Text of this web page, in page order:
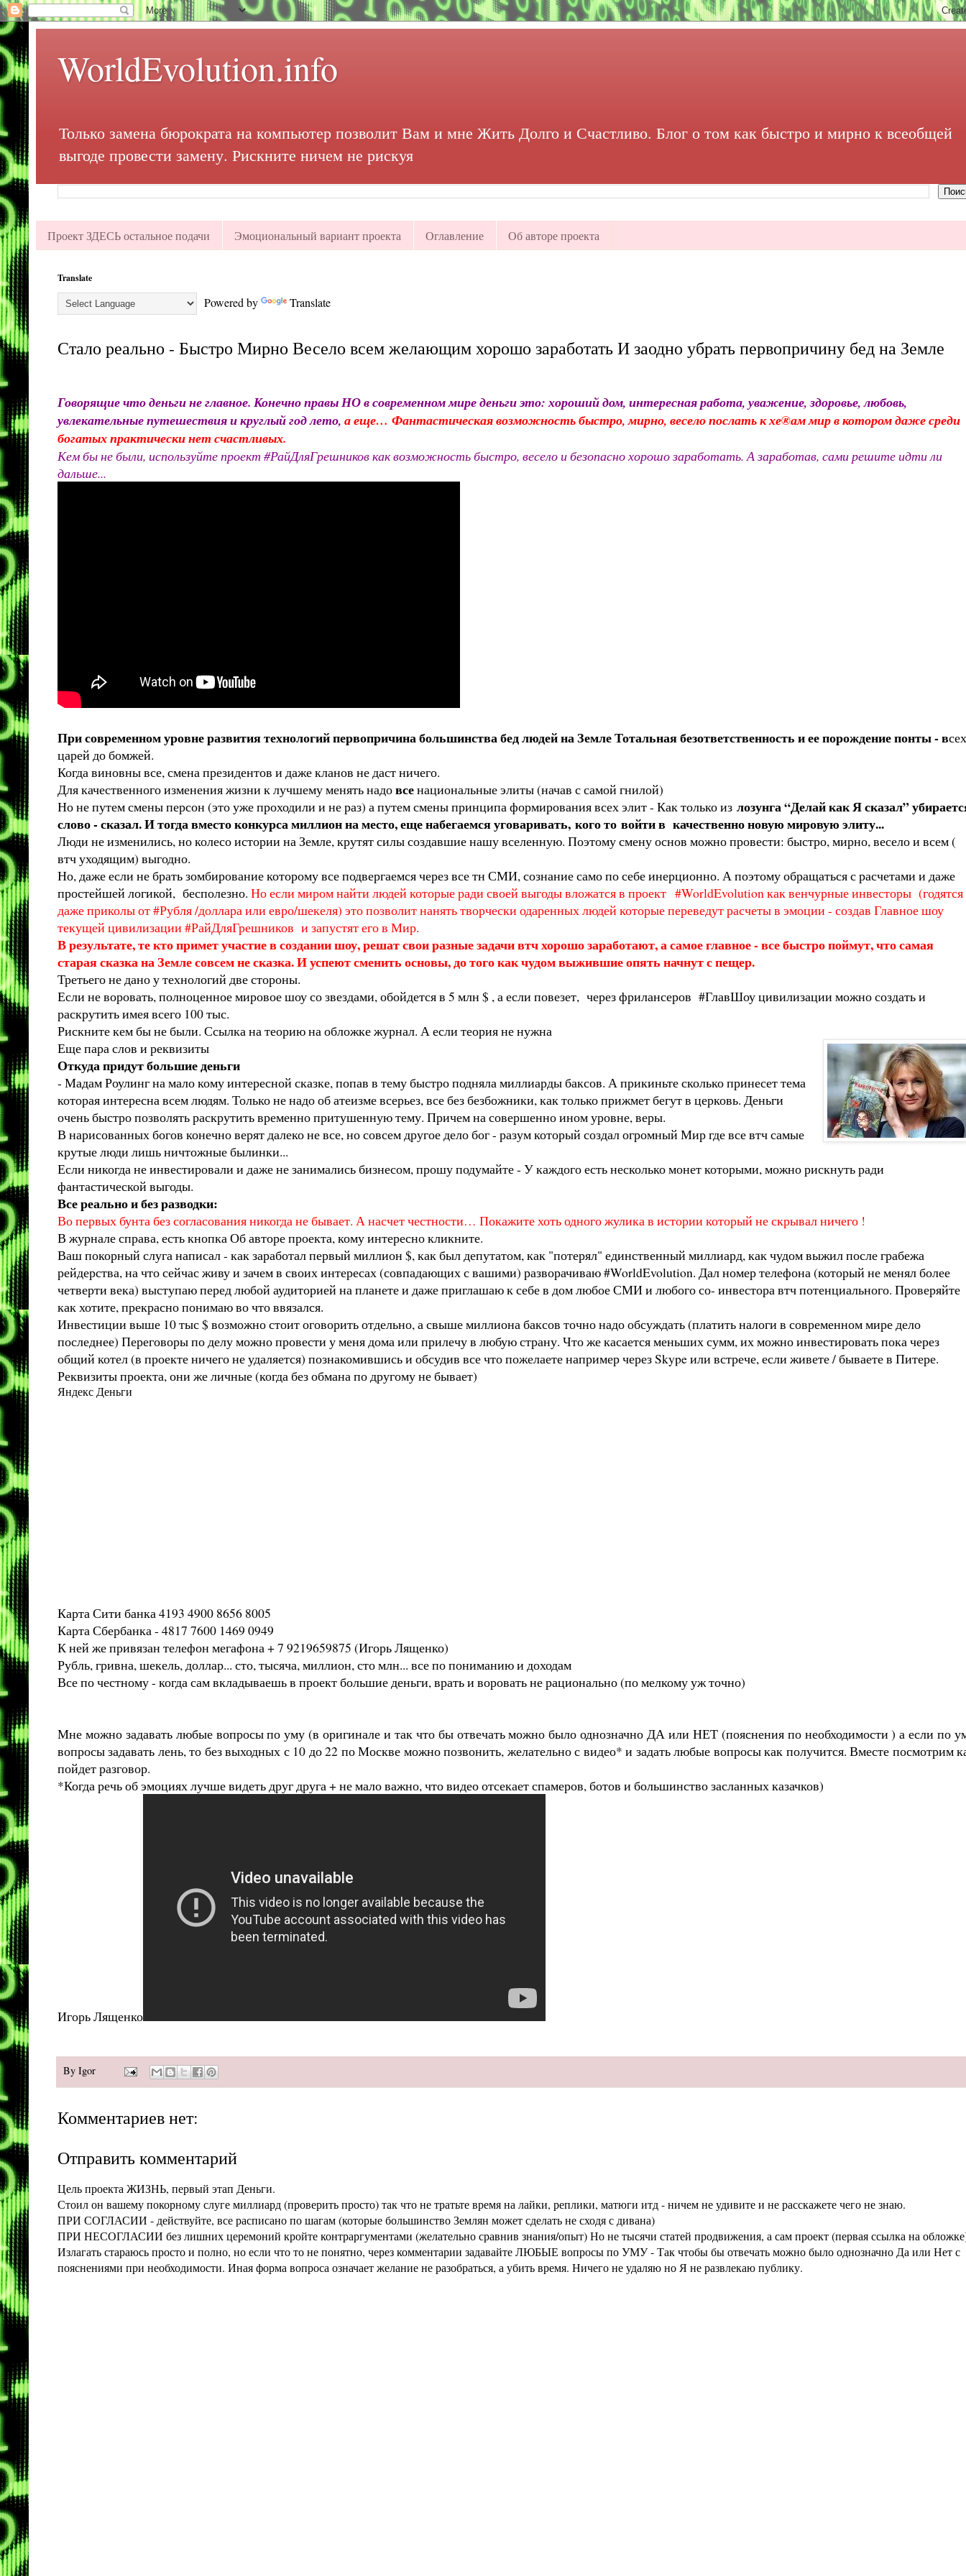
WorldEvolution.info
Только замена бюрократа на компьютер позволит Вам и мне Жить Долго и Счастливо. Блог о том как быстро и мирно к всеобщей
выгоде провести замену. Рискните ничем не рискуя
Проект ЗДЕСЬ остальное подачи Эмоциональный вариант проекта Оглавление Об авторе проекта
Translate
Powered by Translate
Стало реально - Быстро Мирно Весело всем желающим хорошо заработать И заодно убрать первопричину бед на Земле
Говорящие что деньги не главное. Конечно правы НО в современном мире деньги это: хороший дом, интересная работа, уважение, здоровье, любовь,
увлекательные путешествия и круглый год лето, а еще… Фантастическая возможность быстро, мирно, весело послать к хе®ам мир в котором даже среди
богатых практически нет счастливых.
Кем бы не были, используйте проект #РайДляГрешников как возможность быстро, весело и безопасно хорошо заработать. А заработав, сами решите идти ли
дальше...
При современном уровне развития технологий первопричина большинства бед людей на Земле Тотальная безответственность и ее порождение понты - в
царей до бомжей.
Когда виновны все, смена президентов и даже кланов не даст ничего.
Для качественного изменения жизни к лучшему менять надовсенациональные элиты (начав с самой гнилой)
Но не путем смены персон (это уже проходили и не раз) а путем смены принципа формирования всех элит - Как только из лозунга “Делай как Я сказал”
слово - сказал. И тогда вместо конкурса миллион на место, еще набегаемся уговаривать, кого то войти в качественно новую мировую элиту...
Люди не изменились, но колесо истории на Земле, крутят силы создавшие нашу вселенную. Поэтому смену основ можно провести: быстро, мирно, весело и всем (
втч уходящим) выгодно.
Но, даже если не брать зомбирование которому все подвергаемся через все тн СМИ, сознание само по себе инерционно. А поэтому обращаться с расчетами и даже
простейшей логикой, бесполезно. Но если миром найти людей которые ради своей выгоды вложатся в проект #WorldEvolution как венчурные инвесторы (годятся
даже приколы от #Рубля /доллара или евро/шекеля) это позволит нанять творчески одаренных людей которые переведут расчеты в эмоции - создав Главное шоу
текущей цивилизации #РайДляГрешников и запустят его в Мир.
В результате, те кто примет участие в создании шоу, решат свои разные задачи втч хорошо заработают, а самое главное - все быстро поймут, что самая
старая сказка на Земле совсем не сказка. И успеют сменить основы, до того как чудом выжившие опять начнут с пещер.
Третьего не дано у технологий две стороны.
Если не воровать, полноценное мировое шоу со звездами, обойдется в 5 млн $ , а если повезет, через фрилансеров #ГлавШоу цивилизации можно создать и
раскрутить имея всего 100 тыс.
Рискните кем бы не были. Ссылка на теорию на обложке журнал. А если теория не нужна
Еще пара слов и реквизиты
Откуда придут большие деньги
- Мадам Роулинг на мало кому интересной сказке, попав в тему быстро подняла миллиарды баксов. А прикиньте сколько принесет тема
которая интересна всем людям. Только не надо об атеизме всерьез, все без безбожники, как только прижмет бегут в церковь. Деньги
очень быстро позволять раскрутить временно притушенную тему. Причем на совершенно ином уровне, веры.
В нарисованных богов конечно верят далеко не все, но совсем другое дело бог - разум который создал огромный Мир где все втч самые
крутые люди лишь ничтожные былинки...
Если никогда не инвестировали и даже не занимались бизнесом, прошу подумайте - У каждого есть несколько монет которыми, можно рискнуть ради
фантастической выгоды.
Все реально и без разводки:
Во первых бунта без согласования никогда не бывает. А насчет честности… Покажите хоть одного жулика в истории который не скрывал ничего !
В журнале справа, есть кнопка Об авторе проекта, кому интересно кликните.
Ваш покорный слуга написал - как заработал первый миллион $, как был депутатом, как "потерял" единственный миллиард, как чудом выжил после грабежа
рейдерства, на что сейчас живу и зачем в своих интересах (совпадающих с вашими) разворачиваю #WorldEvolution. Дал номер телефона (который не менял более
четверти века) выступаю перед любой аудиторией на планете и даже приглашаю к себе в дом любое СМИ и любого со- инвестора втч потенциального. Проверяйте
как хотите, прекрасно понимаю во что ввязался.
Инвестиции выше 10 тыс $ возможно стоит оговорить отдельно, а свыше миллиона баксов точно надо обсуждать (платить налоги в современном мире дело
последнее) Переговоры по делу можно провести у меня дома или прилечу в любую страну. Что же касается меньших сумм, их можно инвестировать пока через
общий котел (в проекте ничего не удаляется) познакомившись и обсудив все что пожелаете например через Skype или встрече, если живете / бываете в Питере.
Реквизиты проекта, они же личные (когда без обмана по другому не бывает)
Яндекс Деньги
Карта Сити банка 4193 4900 8656 8005
Карта Сбербанка - 4817 7600 1469 0949
К ней же привязан телефон мегафона + 7 9219659875 (Игорь Лященко)
Рубль, гривна, шекель, доллар... сто, тысяча, миллион, сто млн... все по пониманию и доходам
Все по честному - когда сам вкладываешь в проект большие деньги, врать и воровать не рационально (по мелкому уж точно)
Мне можно задавать любые вопросы по уму (в оригинале и так что бы отвечать можно было однозначно ДА или НЕТ (пояснения по необходимости ) а если по
вопросы задавать лень, то без выходных с 10 до 22 по Москве можно позвонить, желательно с видео* и задать любые вопросы как получится. Вместе посмотрим
пойдет разговор.
*Когда речь об эмоциях лучше видеть друг друга + не мало важно, что видео отсекает спамеров, ботов и большинство засланных казачков)
Игорь Лященко
By Igor
Комментариев нет:
Отправить комментарий
Цель проекта ЖИЗНЬ, первый этап Деньги.
Стоил он вашему покорному слуге миллиард (проверить просто) так что не тратьте время на лайки, реплики, матюги итд - ничем не удивите и не расскажете чего не знаю.
ПРИ СОГЛАСИИ - действуйте, все расписано по шагам (которые большинство Землян может сделать не сходя с дивана)
ПРИ НЕСОГЛАСИИ без лишних церемоний кройте контраргументами (желательно сравнив знания/опыт) Но не тысячи статей продвижения, а сам проект (первая ссылка на
Излагать стараюсь просто и полно, но если что то не понятно, через комментарии задавайте ЛЮБЫЕ вопросы по УМУ - Так чтобы бы отвечать можно было однозначно Да или Нет с
пояснениями при необходимости. Иная форма вопроса означает желание не разобраться, а убить время. Ничего не удаляю но Я не развлекаю публику.